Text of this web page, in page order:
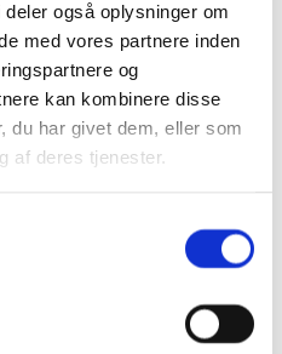
også oplysninger om
med vores partnere inden
og
kan kombinere disse
du har givet dem, eller som
af deres tjenester.
produkt